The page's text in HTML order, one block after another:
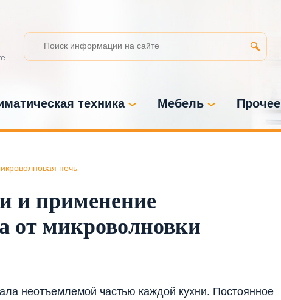
техника Мебель Прочее
печь
и применение
от микроволновки
неотъемлемой частью каждой кухни. Постоянное